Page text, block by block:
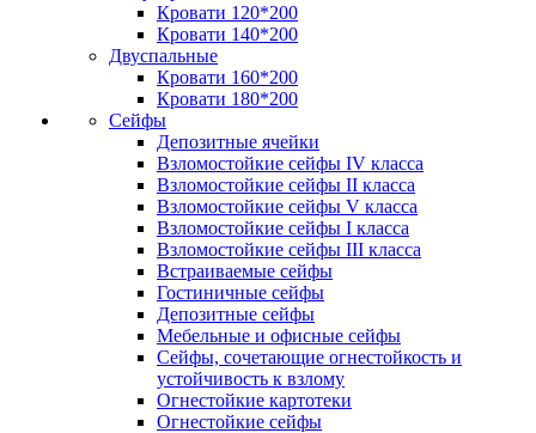
Кровати 120*200
Кровати 140*200
Двуспальные
Кровати 160*200
Кровати 180*200
Сейфы
Депозитные ячейки
Взломостойкие сейфы IV класса
Взломостойкие сейфы II класса
Взломостойкие сейфы V класса
Взломостойкие сейфы I класса
Взломостойкие сейфы III класса
Встраиваемые сейфы
Гостиничные сейфы
Депозитные сейфы
Мебельные и офисные сейфы
Сейфы, сочетающие огнестойкость и
устойчивость к взлому
Огнестойкие картотеки
Огнестойкие сейфы